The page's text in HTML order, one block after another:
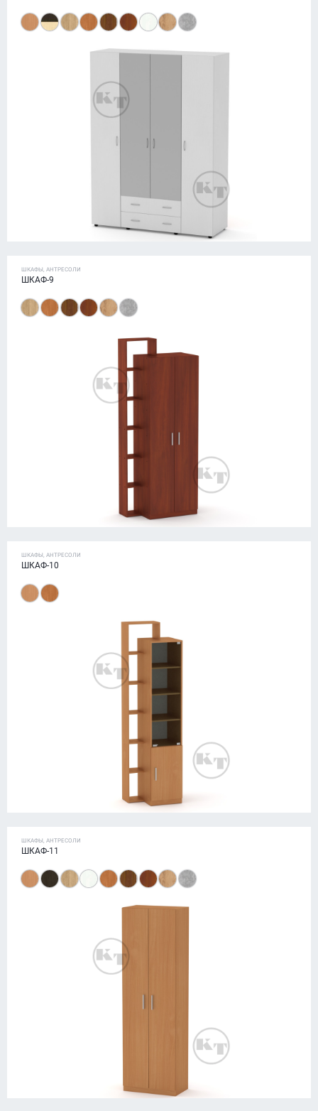
ШКАФЫ, АНТРЕСОЛИ
ШКАФ-9
ШКАФЫ, АНТРЕСОЛИ
ШКАФ-10
ШКАФЫ, АНТРЕСОЛИ
ШКАФ-11